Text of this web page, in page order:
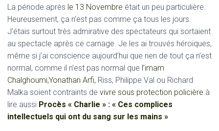
La période après le 13 Novembre était un peu particulière.
Heureusement, ça n’est pas comme ça tous les jours.
J’étais surtout très admirative des spectateurs qui sortaient
au spectacle après ce carnage. Je les ai trouvés héroïques,
même si j’ai conscience aujourd’hui que rien de tout ça n’est
normal, comme il n’est pas normal que l’imam
Chalghoumi,Yonathan Arfi, Riss, Philippe Val ou Richard
Malka soient contraints de vivre sous protection policière.à
lire aussi Procès « Charlie » : « Ces complices
intellectuels qui ont du sang sur les mains »